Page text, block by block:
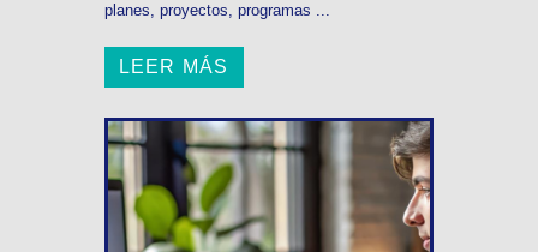
planes, proyectos, programas ...
LEER MÁS